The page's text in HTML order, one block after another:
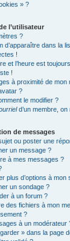
» ?
l’utilisateur
?
d’apparaître dans la
!
et l’heure est
!
à proximité de mon
?
le modifier ?
d’un membre,
de messages
ou poster une
un message ?
à mes messages ?
plus d’options à mon
un sondage ?
à un forum ?
des fichiers à mon
?
à un modérateur
» dans la page